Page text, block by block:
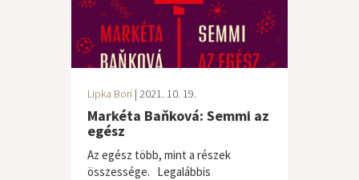
Lipka Bori | 2021. 10. 19.
Markéta Baňková: Semmi az
egész
Az egész több, mint a részek
összessége. Legalábbis